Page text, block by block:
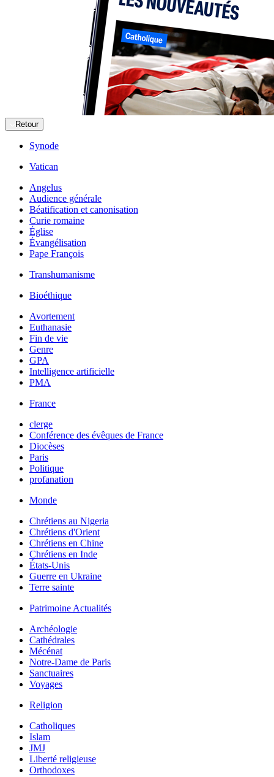
Retour
Synode
Vatican
Angelus
Audience générale
Béatification et canonisation
Curie romaine
Église
Évangélisation
Pape François
Transhumanisme
Bioéthique
Avortement
Euthanasie
Fin de vie
Genre
GPA
Intelligence artificielle
PMA
France
clerge
Conférence des évêques de France
Diocèses
Paris
Politique
profanation
Monde
Chrétiens au Nigeria
Chrétiens d'Orient
Chrétiens en Chine
Chrétiens en Inde
États-Unis
Guerre en Ukraine
Terre sainte
Patrimoine Actualités
Archéologie
Cathédrales
Mécénat
Notre-Dame de Paris
Sanctuaires
Voyages
Religion
Catholiques
Islam
JMJ
Liberté religieuse
Orthodoxes